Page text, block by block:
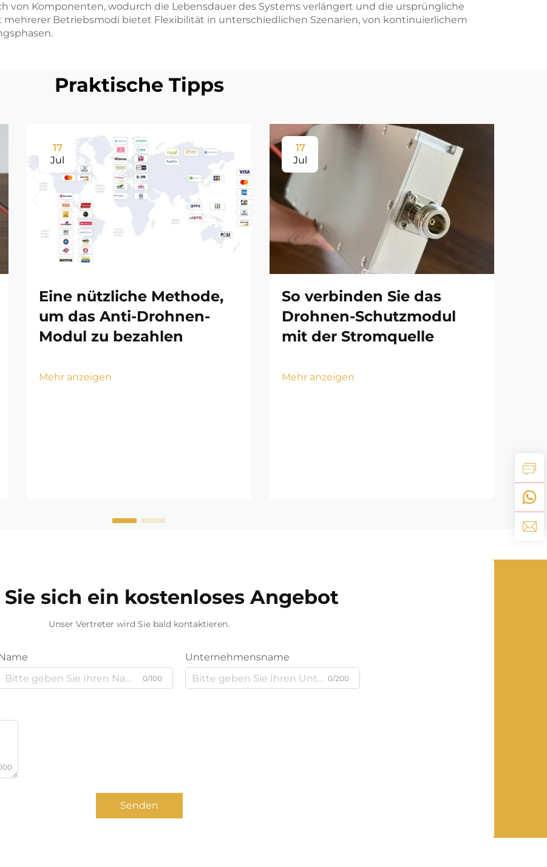
von Komponenten, wodurch die Lebensdauer des Systems verlängert und die ursprüngliche
Betriebsmodi bietet Flexibilität in unterschiedlichen Szenarien, von kontinuierlichem
Praktische Tipps
17
Jul
Eine nützliche Methode,
um das Anti-Drohnen-
Modul zu bezahlen
Mehr anzeigen
17
Jul
So verbinden Sie das
Drohnen-Schutzmodul
mit der Stromquelle
Mehr anzeigen
Sie sich ein kostenloses Angebot
Unser Vertreter wird Sie bald kontaktieren.
0/100
Unternehmensname
0/200
Senden